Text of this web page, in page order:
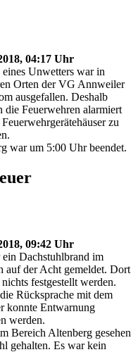
04:17 Uhr
eines Unwetters war in
Orten der VG Annweiler
ausgefallen. Deshalb
die Feuerwehren alarmiert
zu
war um 5:00 Uhr beendet.
09:42 Uhr
ein Dachstuhlbrand im
auf der Acht gemeldet. Dort
festgestellt werden.
Rücksprache mit dem
konnte Entwarnung
werden.
Bereich Altenberg gesehen
gehalten. Es war kein